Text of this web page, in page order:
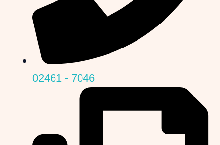
02461 - 7046